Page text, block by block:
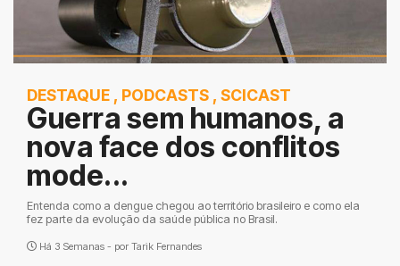
DESTAQUE , PODCASTS , SCICAST
Guerra sem humanos, a
nova face dos conflitos
mode...
Entenda como a dengue chegou ao território brasileiro e como ela
fez parte da evolução da saúde pública no Brasil.
Há 3 Semanas - por Tarik Fernandes